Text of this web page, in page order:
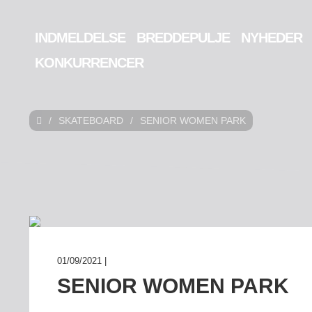
INDMELDELSE BREDDEPULJE NYHEDER
KONKURRENCER
/ SKATEBOARD / SENIOR WOMEN PARK
01/09/2021 |
SENIOR WOMEN PARK